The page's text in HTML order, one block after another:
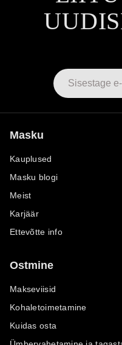
Masku
Kauplused
Masku blogi
Meist
Karjäär
Ettevõtte info
Ostmine
Makseviisid
Kohaletoimetamine
Kuidas osta